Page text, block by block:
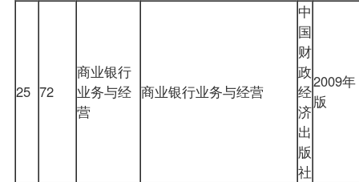
25 72
商业银行
业务与经
营
商业银行业务与经营
中
国
财
政
经
济
出
版
社
2009年
版